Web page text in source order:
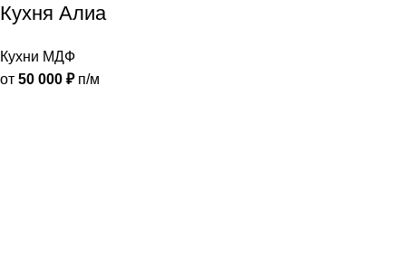
Кухня Алиа
Кухни МДФ
от 50 000 ₽п/м